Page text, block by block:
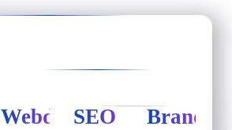
Webdesign
SEO